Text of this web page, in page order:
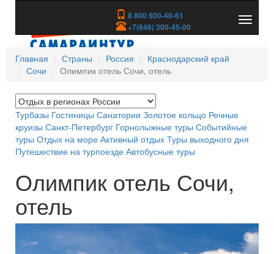
8 800 600-40-61
+7(846) 300-45-00
скрыть
Главная
Страны Россия
Краснодарский край
Сочи
Олимпик отель Сочи, отель
Турбазы Гостиницы Санатории Золотое кольцо Речные
круизы Санкт-Петербург Горнолыжные туры Событийные
туры Отдых на море Активный отдых Туры выходного дня
Путешествие на турпоезде Автобусные туры
Олимпик отель Сочи,
отель